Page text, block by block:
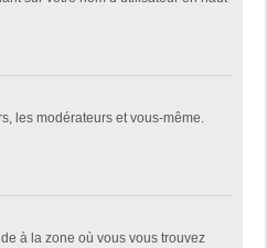
les modérateurs et vous-même.
à la zone où vous vous trouvez